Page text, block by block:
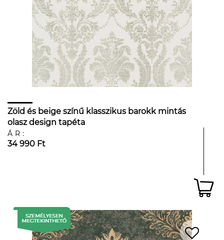
Zöld és beige színű klasszikus barokk mintás
olasz design tapéta
ÁR:
34 990 Ft